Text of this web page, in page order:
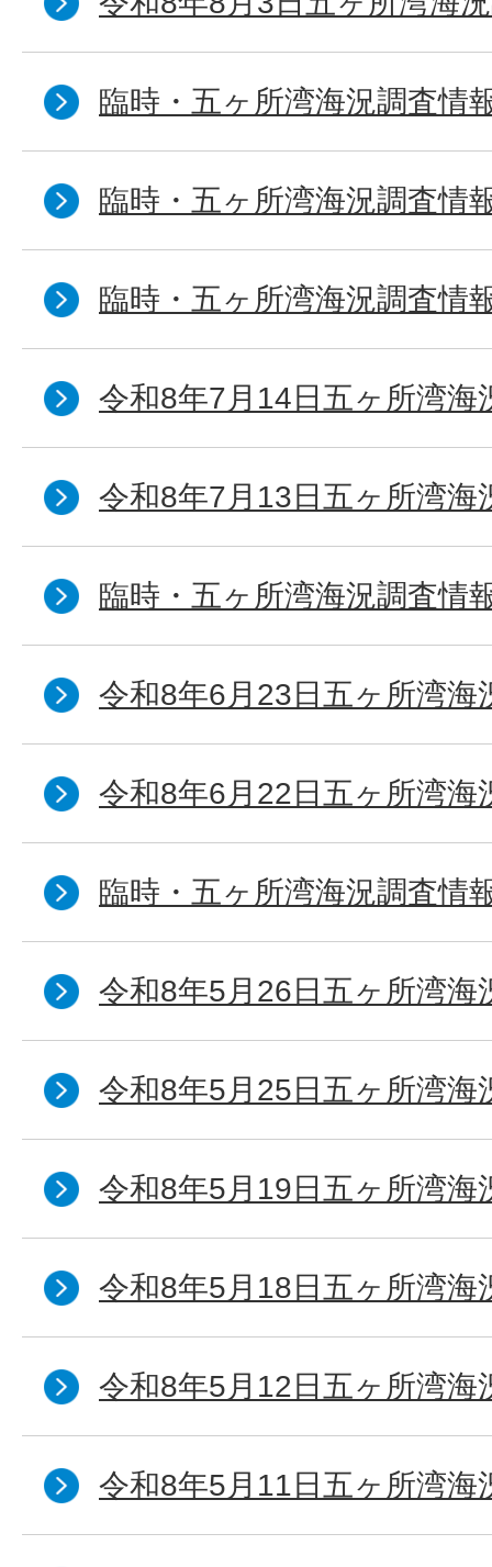
臨時・五ヶ所湾海況調査情
臨時・五ヶ所湾海況調査情
臨時・五ヶ所湾海況調査情
令和8年7月14日五ヶ所湾海
令和8年7月13日五ヶ所湾海
臨時・五ヶ所湾海況調査情
令和8年6月23日五ヶ所湾海
令和8年6月22日五ヶ所湾海
臨時・五ヶ所湾海況調査情
令和8年5月26日五ヶ所湾海
令和8年5月25日五ヶ所湾海
令和8年5月19日五ヶ所湾海
令和8年5月18日五ヶ所湾海
令和8年5月12日五ヶ所湾海
令和8年5月11日五ヶ所湾海